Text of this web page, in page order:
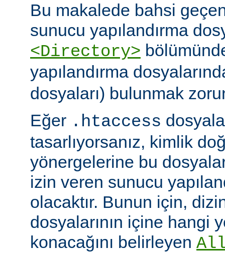
Bu makalede bahsi
sunucu yapılandırma
<Directory>
yapılandırma
dosyaları) bulunmak
Eğer .htaccess
tasarlıyorsanız, kimlik
yönergelerine bu
izin veren sunucu
olacaktır. Bunun için,
dosyalarının içine hangi
konacağını belirleyen